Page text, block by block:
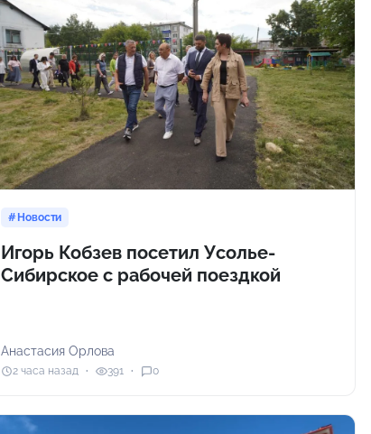
Новости
Игорь Кобзев посетил Усолье-
Сибирское с рабочей поездкой
Анастасия Орлова
2 часа назад 391 0